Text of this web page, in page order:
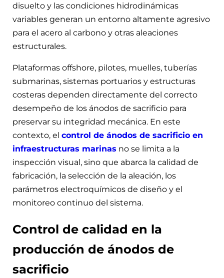
disuelto y las condiciones hidrodinámicas
variables generan un entorno altamente agresivo
para el acero al carbono y otras aleaciones
estructurales.
Plataformas offshore, pilotes, muelles, tuberías
submarinas, sistemas portuarios y estructuras
costeras dependen directamente del correcto
desempeño de los ánodos de sacrificio para
preservar su integridad mecánica. En este
contexto, el control de ánodos de sacrificio en
infraestructuras marinas no se limita a la
inspección visual, sino que abarca la calidad de
fabricación, la selección de la aleación, los
parámetros electroquímicos de diseño y el
monitoreo continuo del sistema.
Control de calidad en la
producción de ánodos de
sacrificio